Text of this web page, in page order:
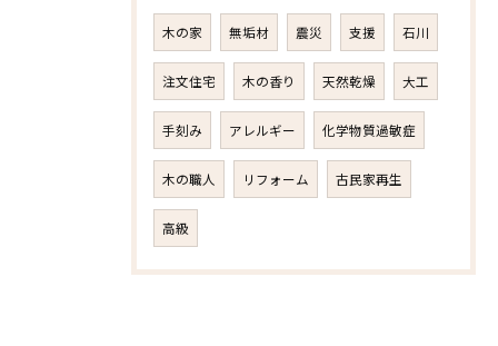
木の家 無垢材 震災 支援 石川
注文住宅 木の香り 天然乾燥 大工
手刻み アレルギー 化学物質過敏症
木の職人 リフォーム 古民家再生
高級